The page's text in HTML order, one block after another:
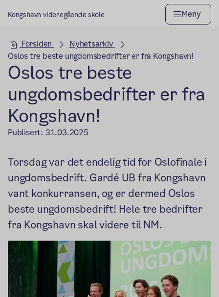
Kongshavn videregående skole Meny
Hovedseksjon
Forsiden
Nyhetsarkiv
Oslos tre beste ungdomsbedrifter er fra Kongshavn!
Oslos tre beste
ungdomsbedrifter er fra
Kongshavn!
Publisert: 31.03.2025
Torsdag var det endelig tid for Oslofinale i
ungdomsbedrift. Gardé UB fra Kongshavn
vant konkurransen, og er dermed Oslos
beste ungdomsbedrift! Hele tre bedrifter
fra Kongshavn skal videre til NM.